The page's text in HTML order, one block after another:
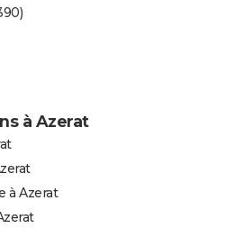
à Azerat
à Azerat